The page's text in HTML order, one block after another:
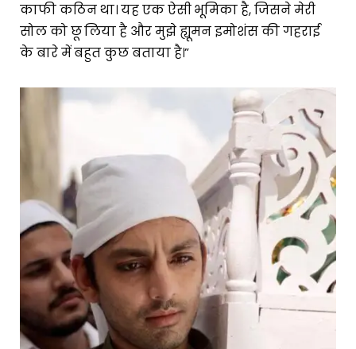
काफी कठिन था। यह एक ऐसी भूमिका है, जिसने मेरी
सोल को छू लिया है और मुझे ह्यूमन इमोशंस की गहराई
के बारे में बहुत कुछ बताया है।”